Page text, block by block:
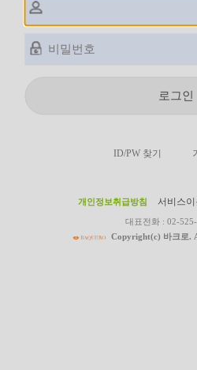
로그인
ID/PW 찾기
개인정보취급방침 서비스
대표전화 : 02-
Copyright(c) 바크로.